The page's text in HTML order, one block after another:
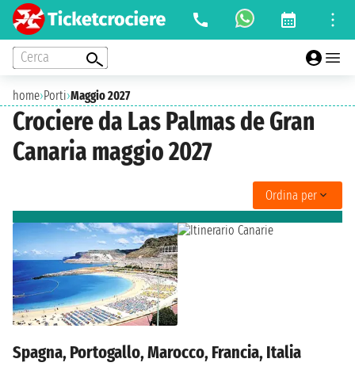
Cerca
home›Porti›Maggio 2027
Crociere da Las Palmas de Gran
Canaria maggio 2027
Ordina per
Spagna, Portogallo, Marocco, Francia, Italia